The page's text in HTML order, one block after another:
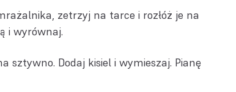
zetrzyj na tarce i rozłóż je na
i wyrównaj.
sztywno. Dodaj kisiel i wymieszaj. Pianę